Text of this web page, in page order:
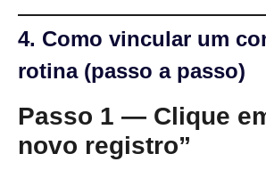
4. Como vincular um
rotina (passo a passo)
Passo 1 — Clique
novo registro”